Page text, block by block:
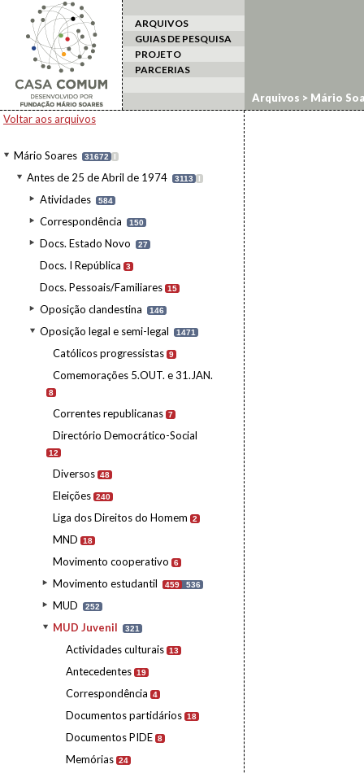
ARQUIVOS
GUIAS DE PESQUISA
PROJETO
PARCERIAS
Voltar aos arquivos
Mário Soares 31672 I
Antes de 25 de Abril de 1974 3113 I
Atividades 584
Correspondência 150
Docs. Estado Novo 27
Docs. I República 3
Docs. Pessoais/Familiares 15
Oposição clandestina 146
Oposição legal e semi-legal 1471
Católicos progressistas 9
Comemorações 5.OUT. e 31.JAN.
8
Correntes republicanas 7
Directório Democrático-Social
12
Diversos 48
Eleições 240
Liga dos Direitos do Homem 2
MND 18
Movimento cooperativo 6
Movimento estudantil 459 536
MUD 252
MUD Juvenil 321
Actividades culturais 13
Antecedentes 19
Correspondência 4
Documentos partidários 18
Documentos PIDE 8
Memórias 24
Arquivos > Mário